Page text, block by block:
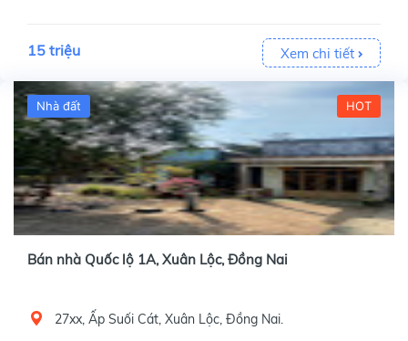
15 triệu Xem chi tiết
Nhà đất HOT
Bán nhà Quốc lộ 1A, Xuân Lộc, Đồng Nai
27xx, Ấp Suối Cát, Xuân Lộc, Đồng Nai.